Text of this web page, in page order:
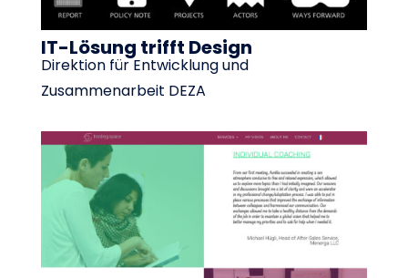
IT-Lösung trifft Design
Direktion für Entwicklung und
Zusammenarbeit DEZA